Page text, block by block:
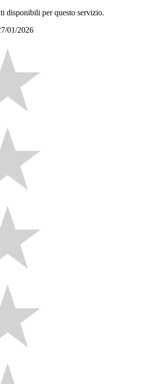
disponibili per questo servizio.
01/2026